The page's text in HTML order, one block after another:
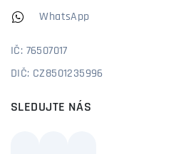
WhatsApp
IČ: 76507017
DIČ: CZ8501235996
SLEDUJTE NÁS